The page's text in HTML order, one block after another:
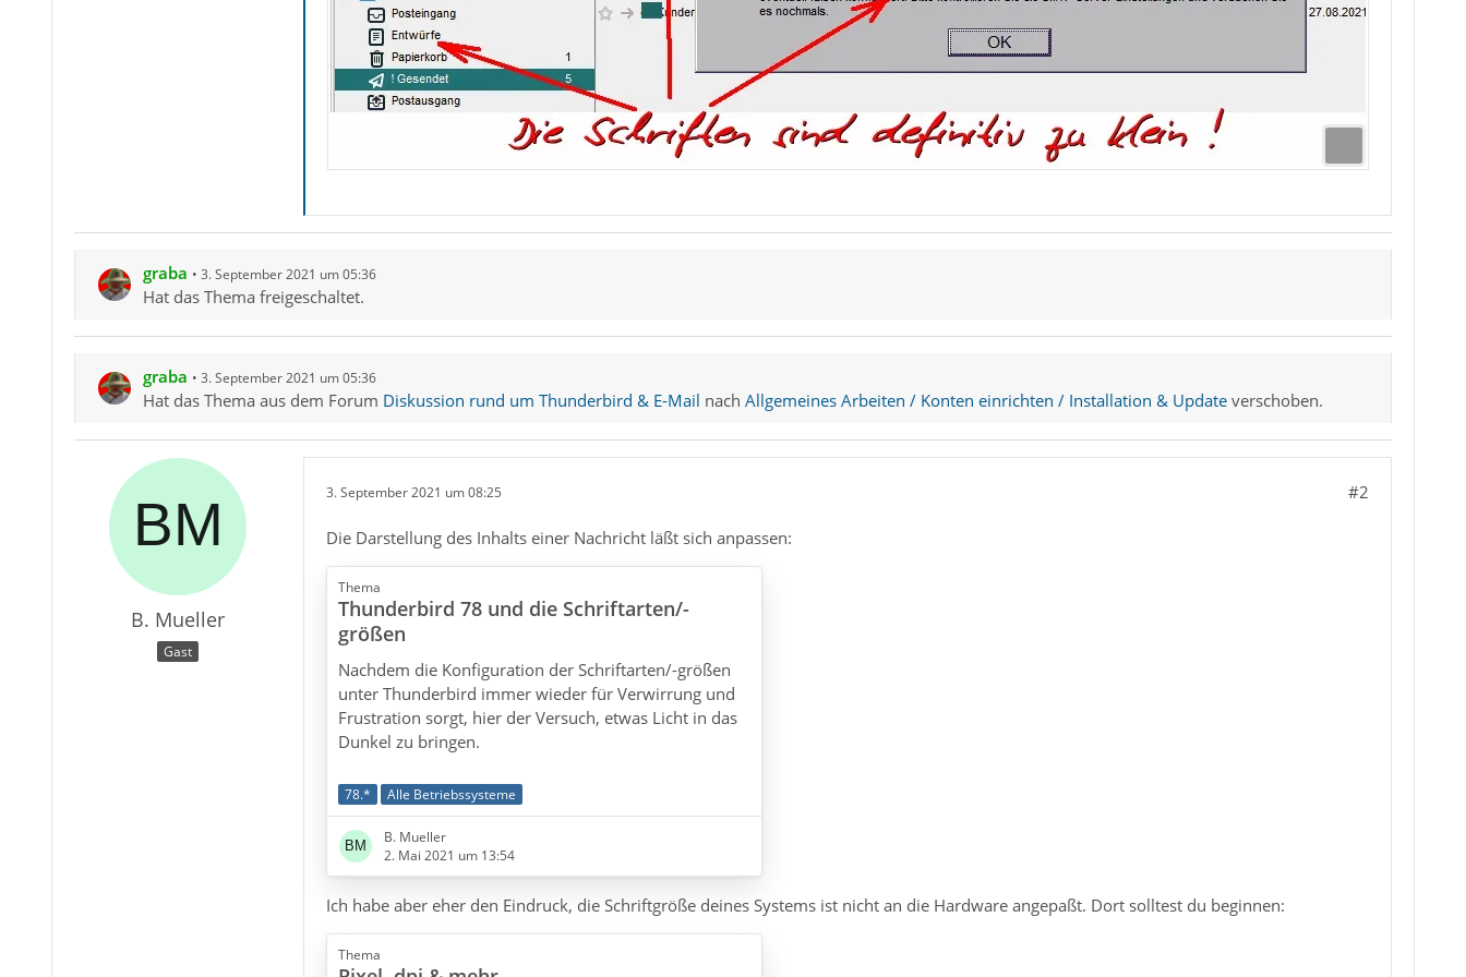
graba 3. September 2021 um 05:36
Hat das Thema freigeschaltet.
graba 3. September 2021 um 05:36
Hat das Thema aus dem Forum Diskussion rund um Thunderbird & E-Mail nach Allgemeines Arbeiten / Konten einrichten / Installation & Updateverschoben.
B. Mueller
Gast
3. September 2021 um 08:25 #2
Die Darstellung des Inhalts einer Nachricht läßt sich anpassen:
Thema
Thunderbird 78 und die Schriftarten/-
größen
Nachdem die Konfiguration der Schriftarten/-größen
unter Thunderbird immer wieder für Verwirrung und
Frustration sorgt, hier der Versuch, etwas Licht in das
Dunkel zu bringen.
Zunächst die Klärung einiger Begriffe:
Thunderbird unterscheidet zwischen
«proportionalen»[1] und «
Schriften «mit Serifen »[3] und « ohne Serifen»[4] (Sans
Serif) unterteilen.
78.* Alle Betriebssysteme
B. Mueller
2. Mai 2021 um 13:54
Ich habe aber eher den Eindruck, die Schriftgröße deines Systems ist nicht an die Hardware angepaßt. Dort solltest du beginnen:
Thema